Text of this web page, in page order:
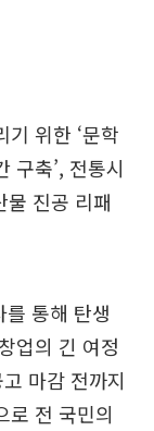
위한 ‘문학
구축’, 전통시
물 진공 리패
통해 탄생
업의 긴 여정
마감 전까지
로 전 국민의